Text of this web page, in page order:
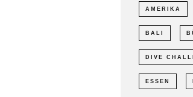
AMERIKA
BALI
DIVE
ESSEN